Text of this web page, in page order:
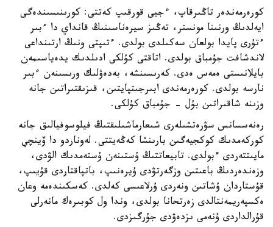
كورەرمەندەر تاڭىرقاپ، ءجيى قورقىپ كەتتى: كورىنىسىندەگى
ايەلدىڭ ورنىنا مونستر، تەڭىز سيرەناسىنىڭ قانداي دا ءبىر
ءتۇرى پايدا بولعان سەكىلدى بولدى. ءتىپتى ونىڭ ارتىنداعى
لاندشافت جۇمباق بولدى. اتاقتى كۇلكى ادىلدىك يدەياسىمەن
بايلانىستى ەمەس ەدى. كەرىسىنشە، بەدەۋلىك ورىسىنەن ءبىر
نارسە بولدى. كورەرمەندى ابىرجىتپايتىن، قىزىقتىراتىن جانە
وزىنە شاقىراتىن بۇل - جۇمباق كۇلكى.
رەنەسسانس سۋرەتشىلەرى شىعارماشىلىقتىڭ فيلوسوفيالىق جانە
كوركەمدىك كوكجيەگىن بارىنشا كەڭەيتتى. لەوناردو دا ۆينچي
مايىتتەردى ءبولدى. تابيعاتتىڭ ۇستىنەن ۇستەمدىك الۋدى،
وزەندەردىڭ باعىتىن وزگەرتۋدى ۇيرەنىپ، باتپاقتاردى قۇيىپ،
قۇستاردان ۇشاتىن ونەردى ۇرلاعىسى كەلدى. كەسكىندەمە وعان
ەكسپەريمەنتالدى زەرتحانا بولدى، وندا ول كوبىرەك مانەرلى
قۇرالداردى ۇنەمى ىزدەۋدى جۇرگىزدى.